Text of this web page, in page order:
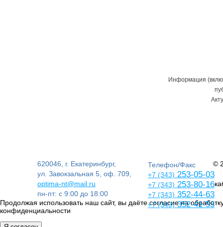
Информация
620046, г. Екатеринбург,
ул. Завокзальная 5, оф. 709,
optima-nt@mail.ru
пн-пт: с 9:00 до 18:00
Телефон/Факс
+7 (343) 253-05-03
+7 (343) 253-80-16
+7 (343) 352-44-63
+7 (343)352-41-53
©
Продолжая использовать наш сайт, вы даёте согласие на
конфиденциальности